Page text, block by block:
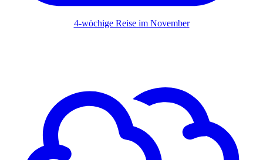
4-wöchige Reise im November